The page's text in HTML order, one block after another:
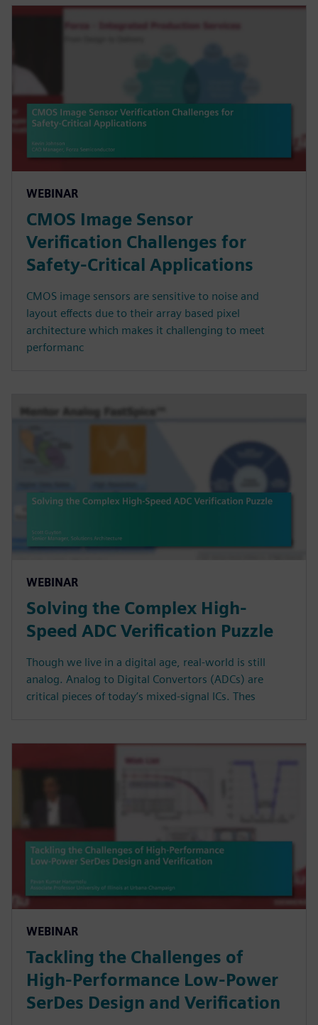
WEBINAR
CMOS Image Sensor
Verification Challenges for
Safety-Critical Applications
CMOS image sensors are sensitive to noise and
layout effects due to their array based pixel
architecture which makes it challenging to meet
performanc
WEBINAR
Solving the Complex High-
Speed ADC Verification Puzzle
Though we live in a digital age, real-world is still
analog. Analog to Digital Convertors (ADCs) are
critical pieces of today’s mixed-signal ICs. Thes
WEBINAR
Tackling the Challenges of
High-Performance Low-Power
SerDes Design and Verification